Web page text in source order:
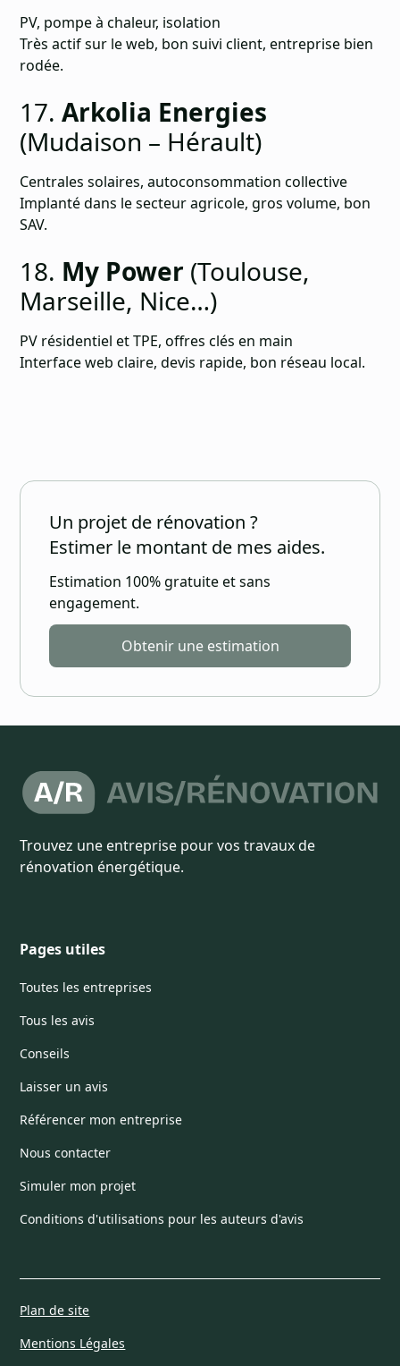
PV, pompe à chaleur, isolation
Très actif sur le web, bon suivi client, entreprise bien
rodée.
17.Arkolia Energies
(Mudaison – Hérault)
Centrales solaires, autoconsommation collective
Implanté dans le secteur agricole, gros volume, bon
SAV.
18. My Power (Toulouse,
Marseille, Nice…)
PV résidentiel et TPE, offres clés en main
Interface web claire, devis rapide, bon réseau local.
Un projet de rénovation ?
Estimer le montant de mes aides.
Estimation 100% gratuite et sans
engagement.
Obtenir une estimation
Trouvez une entreprise pour vos travaux de
rénovation énergétique.
Pages utiles
Toutes les entreprises
Tous les avis
Conseils
Laisser un avis
Référencer mon entreprise
Nous contacter
Simuler mon projet
Conditions d'utilisations pour les auteurs d'avis
Plan de site
Mentions Légales